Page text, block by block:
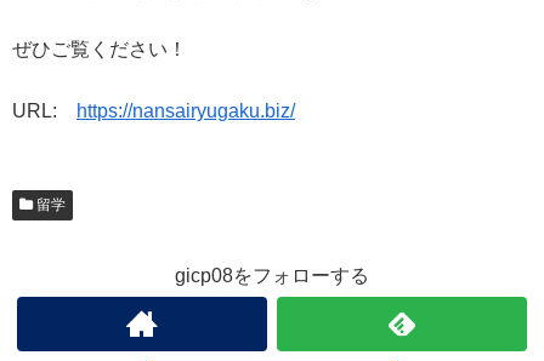
ぜひご覧ください！
URL: https://nansairyugaku.biz/
留学
gicp08をフォローする